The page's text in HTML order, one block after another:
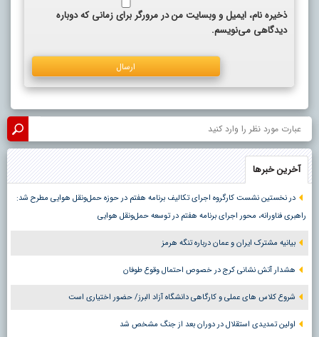
ذخیره نام، ایمیل و وبسایت من در مرورگر برای زمانی که دوباره
دیدگاهی می‌نویسم.
آخرین خبرها
در نخستین نشست کارگروه اجرای تکالیف برنامه هفتم در حوزه حمل‌ونقل هوایی مطرح شد:
راهبری فناورانه، محور اجرای برنامه هفتم در توسعه حمل‌ونقل هوایی
بیانیه مشترک ایران و عمان درباره تنگه هرمز
هشدار آتش نشانی کرج در خصوص احتمال وقوع طوفان
شروع کلاس های عملی و کارگاهی دانشگاه آزاد البرز/ حضور اختیاری است
اولین تمدیدی استقلال در دوران بعد از جنگ مشخص شد